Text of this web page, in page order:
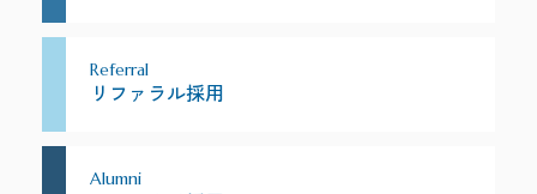
Referral
リファラル採用
Alumni